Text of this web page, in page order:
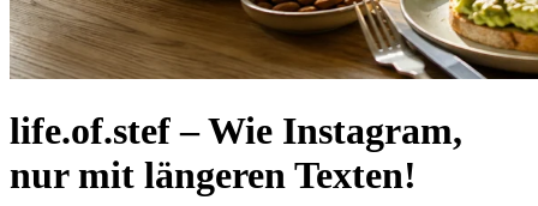
life.of.stef – Wie Instagram,
nur mit längeren Texten!